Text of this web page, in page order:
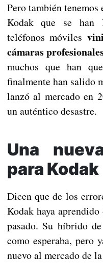
Pero también
Kodak que se han
teléfonos móviles
cámaras profesionales
muchos que han
finalmente han salido
lanzó al mercado en
un auténtico desastre.
Una
para Kodak
Dicen que de los
Kodak haya
pasado. Su híbrido
como esperaba, pero
nuevo al mercado de